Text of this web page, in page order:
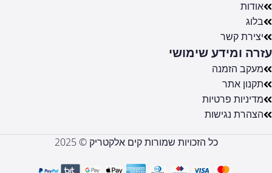
אודות
בלוג
יצירת קשר
עזרה ומידע שימושי
מעקב הזמנה
תקנון אתר
מדיניות פרטיות
הצהרת נגישות
כל הזכויות שמורות קים אלקטריק © 2025